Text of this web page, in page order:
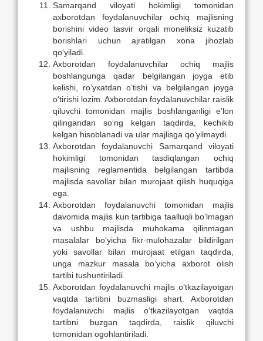
Samarqand viloyati hokimligi tomonidan
axborotdan foydalanuvchilar ochiq majlisning
borishini video tasvir orqali moneliksiz kuzatib
borishlari uchun ajratilgan xona jihozlab
qо‘yiladi.
Axborotdan foydalanuvchilar ochiq majlis
boshlangunga qadar belgilangan joyga etib
kelishi, rо‘yxatdan о‘tishi va belgilangan joyga
о‘tirishi lozim. Axborotdan foydalanuvchilar raislik
qiluvchi tomonidan majlis boshlanganligi e’lon
qilingandan sо‘ng kelgan taqdirda, kechikib
kelgan hisoblanadi va ular majlisga qо‘yilmaydi.
Axborotdan foydalanuvchi Samarqand viloyati
hokimligi tomonidan tasdiqlangan ochiq
majlisning reglamentida belgilangan tartibda
majlisda savollar bilan murojaat qilish huquqiga
ega.
Axborotdan foydalanuvchi tomonidan majlis
davomida majlis kun tartibiga taalluqli bо‘lmagan
va ushbu majlisda muhokama qilinmagan
masalalar bо‘yicha fikr-mulohazalar bildirilgan
yoki savollar bilan murojaat etilgan taqdirda,
unga mazkur masala bо‘yicha axborot olish
tartibi tushuntiriladi.
Axborotdan foydalanuvchi majlis о‘tkazilayotgan
vaqtda tartibni buzmasligi shart. Axborotdan
foydalanuvchi majlis о‘tkazilayotgan vaqtda
tartibni buzgan taqdirda, raislik qiluvchi
tomonidan ogohlantiriladi.